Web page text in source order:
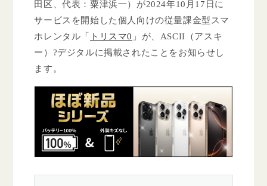
田区、代表：粟津浜一）が2024年10月17日に
サービスを開始した個人向けの従量課金型スマ
ホレンタル「
トリスマ0 」が、ASCII（アスキ
ー）?デジタルに掲載されたことをお知らせし
ます。